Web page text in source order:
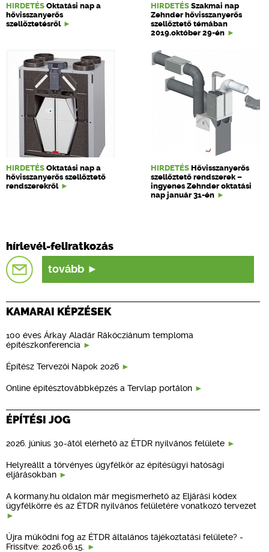
HIRDETÉS Oktatási nap a
hővisszanyerős
szellőztetésről
HIRDETÉS Szakmai nap
Zehnder hővisszanyerős
szellőztető témában
2019.október 29-én
HIRDETÉS Oktatási nap a
hővisszanyerős szellőztető
rendszerekről
HIRDETÉS Hővisszanyerős
szellőztető rendszerek –
ingyenes Zehnder oktatási
nap január 31-én
hírlevél-feliratkozás
tovább
KAMARAI KÉPZÉSEK
100 éves Árkay Aladár Rákócziánum temploma
építészkonferencia
Építész Tervezői Napok 2026
Online építésztovábbképzés a Tervlap portálon
ÉPÍTÉSI JOG
2026. június 30-ától elérhető az ÉTDR nyilvános felülete
Helyreállt a törvényes ügyfélkör az építésügyi hatósági
eljárásokban
A kormany.hu oldalon már megismerhető az Eljárási kódex
ügyfélkörre és az ÉTDR nyilvános felületére vonatkozó tervezet
Újra működni fog az ÉTDR általános tájékoztatási felülete? -
Frissítve: 2026.06.15.